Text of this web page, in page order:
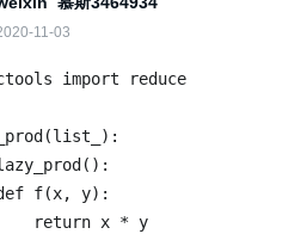
11-03
import reduce
y):
x * y